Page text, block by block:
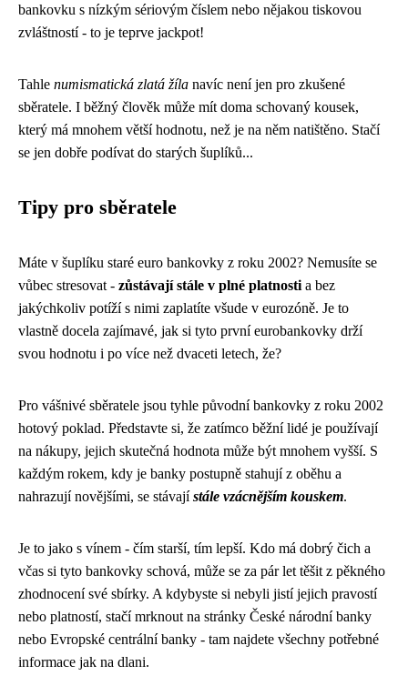
bankovku s nízkým sériovým číslem nebo nějakou tiskovou
zvláštností - to je teprve jackpot!
Tahle numismatická zlatá žíla navíc není jen pro zkušené
sběratele. I běžný člověk může mít doma schovaný kousek,
který má mnohem větší hodnotu, než je na něm natištěno. Stačí
se jen dobře podívat do starých šuplíků...
Tipy pro sběratele
Máte v šuplíku staré euro bankovky z roku 2002? Nemusíte se
vůbec stresovat - zůstávají stále v plné platnosti a bez
jakýchkoliv potíží s nimi zaplatíte všude v eurozóně. Je to
vlastně docela zajímavé, jak si tyto první eurobankovky drží
svou hodnotu i po více než dvaceti letech, že?
Pro vášnivé sběratele jsou tyhle původní bankovky z roku 2002
hotový poklad. Představte si, že zatímco běžní lidé je používají
na nákupy, jejich skutečná hodnota může být mnohem vyšší. S
každým rokem, kdy je banky postupně stahují z oběhu a
nahrazují novějšími, se stávajístále vzácnějším kouskem.
Je to jako s vínem - čím starší, tím lepší. Kdo má dobrý čich a
včas si tyto bankovky schová, může se za pár let těšit z pěkného
zhodnocení své sbírky. A kdybyste si nebyli jistí jejich pravostí
nebo platností, stačí mrknout na stránky České národní banky
nebo Evropské centrální banky - tam najdete všechny potřebné
informace jak na dlani.